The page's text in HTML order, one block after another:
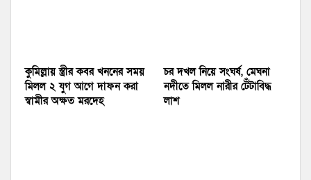
কুমিল্লায় স্ত্রীর কবর খননের সময়
মিলল ২ যুগ আগে দাফন করা
স্বামীর অক্ষত মরদেহ
চর দখল নিয়ে সংঘর্ষ, মেঘনা
নদীতে মিলল নারীর টেঁটাবিদ্ধ
লাশ